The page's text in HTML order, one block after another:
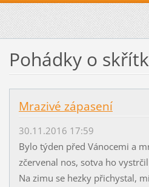
Pohádky o
Mrazivé zápasení
30.11.2016 17:59
Bylo týden před Vánocemi a
zčervenal nos, sotva ho
Na zimu se hezky přichystal,